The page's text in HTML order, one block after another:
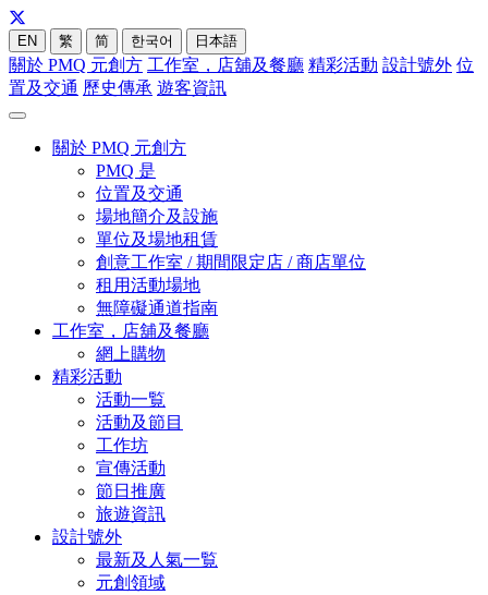
EN 繁 简 한국어 日本語
關於 PMQ 元創方 工作室，店舖及餐廳 精彩活動 設計號外 位
置及交通 歷史傳承 遊客資訊
關於 PMQ 元創方
PMQ 是
位置及交通
場地簡介及設施
單位及場地租賃
創意工作室 / 期間限定店 / 商店單位
租用活動場地
無障礙通道指南
工作室，店舖及餐廳
網上購物
精彩活動
活動一覧
活動及節目
工作坊
宣傳活動
節日推廣
旅遊資訊
設計號外
最新及人氣一覧
元創領域